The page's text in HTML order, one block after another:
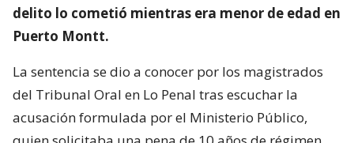
delito lo cometió mientras era menor de edad en
Puerto Montt.
La sentencia se dio a conocer por los magistrados
del Tribunal Oral en Lo Penal tras escuchar la
acusación formulada por el Ministerio Público,